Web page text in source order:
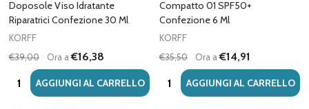
Doposole Viso Idratante
Riparatrici Confezione 30 Ml
KORFF
€39,00
Ora a€16,38
Quantità:AGGIUNGI AL CARRELLO
Compatto 01 SPF50+
Confezione 6 Ml
KORFF
€35,50
Ora a€14,91
Quantità:AGGIUNGI AL CARRELLO